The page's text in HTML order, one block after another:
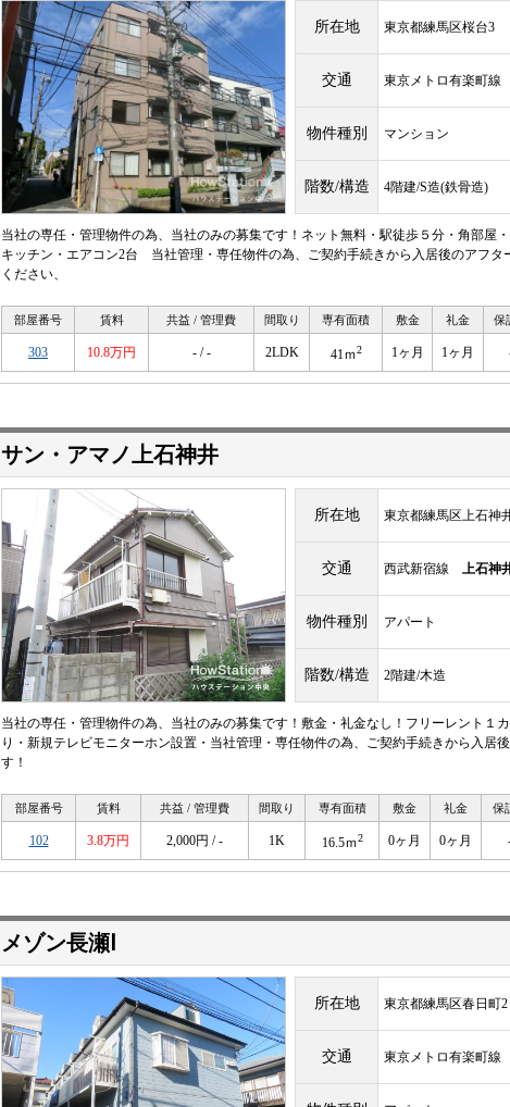
所在地 東京都練馬区桜台3
交通 東京メトロ有楽町
物件種別 マンション
階数/構造 4階建/S造(鉄骨造)
当社の専任・管理物件の為、当社のみの募集です！ネット無料・駅徒歩５分・角部屋
キッチン・エアコン2台 当社管理・専任物件の為、ご契約手続きから入居後のアフタ
ください、
部屋番号 賃料 共益 / 管理費 間取り 専有面積 敷金 礼金 保
303 10.8万円 - / - 2LDK 41ｍ2 1ヶ月 1ヶ月
サン・アマノ上石神井
所在地 東京都練馬区上石神
交通 西武新宿線 上石神
物件種別 アパート
階数/構造 2階建/木造
当社の専任・管理物件の為、当社のみの募集です！敷金・礼金なし！フリーレント１
り・新規テレビモニターホン設置・当社管理・専任物件の為、ご契約手続きから入居
す！
部屋番号 賃料 共益 / 管理費 間取り 専有面積 敷金 礼金 保
102 3.8万円 2,000円 / - 1K 16.5ｍ2 0ヶ月 0ヶ月
メゾン長瀬Ⅰ
所在地 東京都練馬区春日町2
交通 東京メトロ有楽町